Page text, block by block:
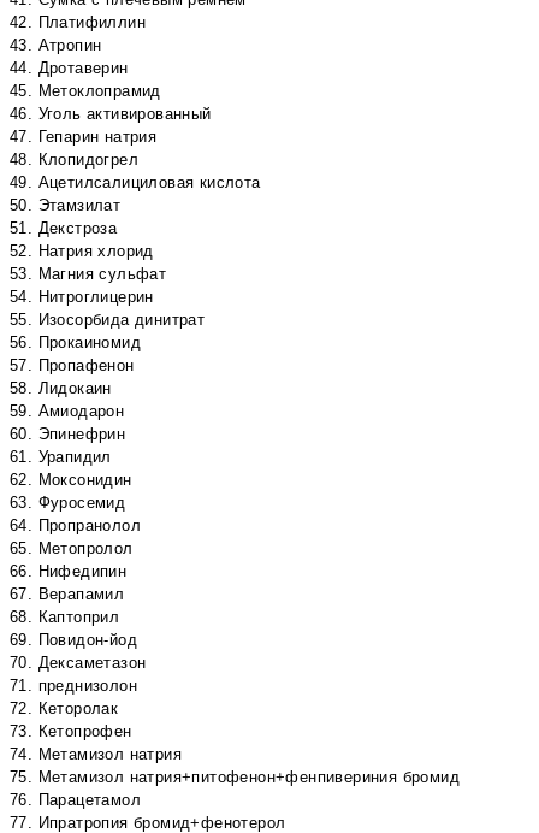
42. Платифиллин
43. Атропин
44. Дротаверин
45. Метоклопрамид
46. Уголь активированный
47. Гепарин натрия
48. Клопидогрел
49. Ацетилсалициловая кислота
50. Этамзилат
51. Декстроза
52. Натрия хлорид
53. Магния сульфат
54. Нитроглицерин
55. Изосорбида динитрат
56. Прокаиномид
57. Пропафенон
58. Лидокаин
59. Амиодарон
60. Эпинефрин
61. Урапидил
62. Моксонидин
63. Фуросемид
64. Пропранолол
65. Метопролол
66. Нифедипин
67. Верапамил
68. Каптоприл
69. Повидон-йод
70. Дексаметазон
71. преднизолон
72. Кеторолак
73. Кетопрофен
74. Метамизол натрия
75. Метамизол натрия+питофенон+фенпивериния бромид
76. Парацетамол
77. Ипратропия бромид+фенотерол